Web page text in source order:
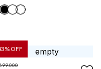
% OFF